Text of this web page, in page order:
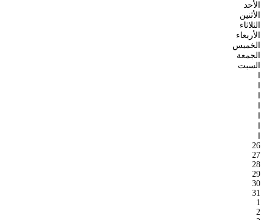
الأحد
الأثنين
الثلاثاء
الأربعاء
الخميس
الجمعة
السبت
26
27
28
29
30
31
1
2